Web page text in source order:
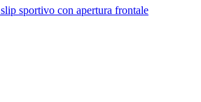
slip sportivo con apertura frontale